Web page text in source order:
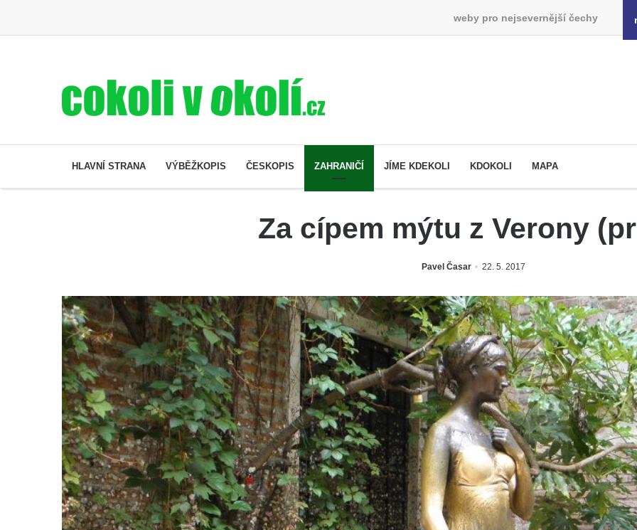
weby pro nejsevernější čechy
HLAVNÍ STRANA VÝBĚŽKOPIS ČESKOPIS ZAHRANIČÍ JÍME KDEKOLI KDOKOLI MAPA
Za cípem mýtu z Verony
Pavel Časar 22. 5. 2017